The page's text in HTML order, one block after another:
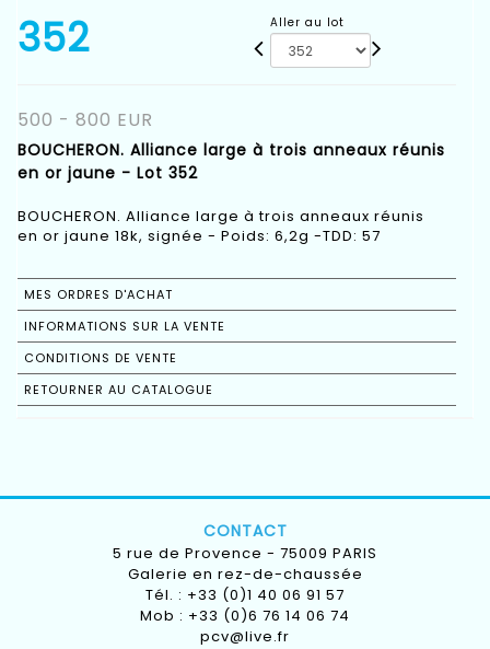
352 Aller au lot
500 - 800 EUR
BOUCHERON. Alliance large à trois anneaux réunis
en or jaune - Lot 352
BOUCHERON. Alliance large à trois anneaux réunis
en or jaune 18k, signée - Poids: 6,2g -TDD: 57
MES ORDRES D'ACHAT
INFORMATIONS SUR LA VENTE
CONDITIONS DE VENTE
RETOURNER AU CATALOGUE
CONTACT
5 rue de Provence - 75009 PARIS
Galerie en rez-de-chaussée
Tél. : +33 (0)1 40 06 91 57
Mob : +33 (0)6 76 14 06 74
pcv@live.fr